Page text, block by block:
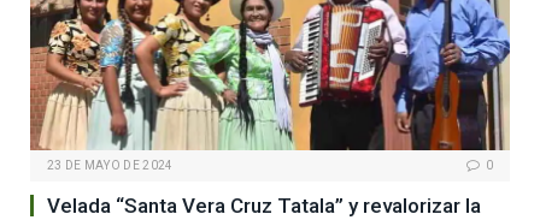
23 DE MAYO DE 2024 0
Velada “Santa Vera Cruz Tatala” y revalorizar la